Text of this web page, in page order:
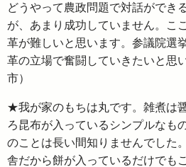
どうやって農政問題で対話ができ
が、あまり成功していません。こ
革が難しいと思います。参議院選
革の立場で奮闘していきたいと思
市）
★我が家のもちは丸です。雑煮は
ろ昆布が入っているシンプルなも
のことは長い間知りませんでした
舎だから餅が入っているだけでも